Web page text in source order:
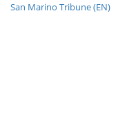
San Marino Tribune (EN)